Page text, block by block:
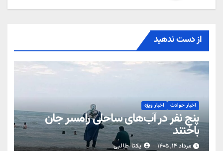
از دست ندهید
اخبار حوادث اخبار ویژه
پنج نفر در آب‌های ساحلی رامسر جان
باختند
مرداد ۱۴, ۱۴۰۵ یکتا طالبی